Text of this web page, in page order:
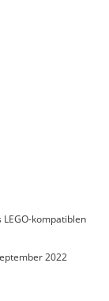
kompatiblen
2022